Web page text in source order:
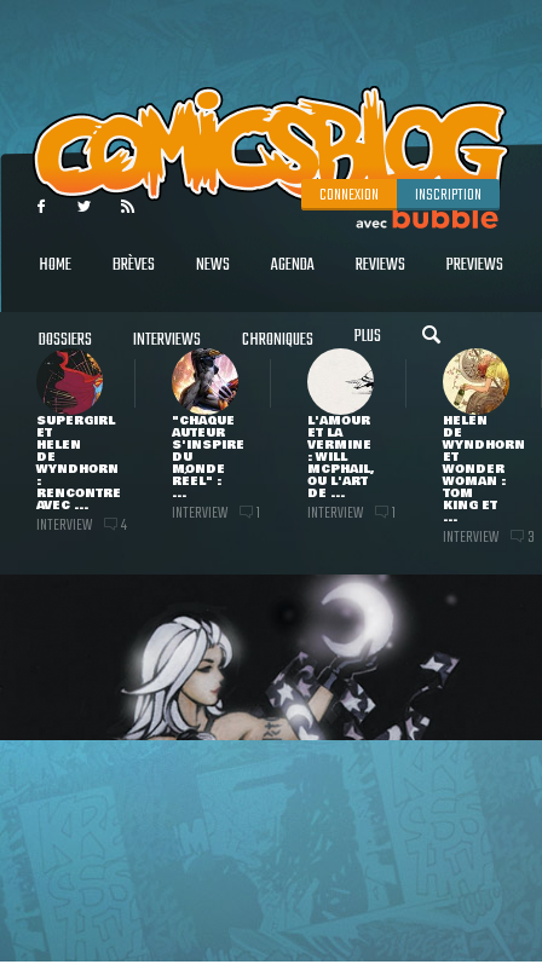
CONNEXION INSCRIPTION
HOME BRÈVES NEWS AGENDA REVIEWS PREVIEWS
DOSSIERS INTERVIEWS CHRONIQUES PLUS
SUPERGIRL
ET
HELEN
DE
WYNDHORN
:
RENCONTRE
AVEC ...
INTERVIEW 4
"CHAQUE
AUTEUR
S'INSPIRE
DU
MONDE
RÉEL" :
...
INTERVIEW 1
L'AMOUR
ET LA
VERMINE
: WILL
MCPHAIL,
OU L'ART
DE ...
INTERVIEW 1
HELEN
DE
WYNDHORN
ET
WONDER
WOMAN :
TOM
KING ET
...
INTERVIEW 3